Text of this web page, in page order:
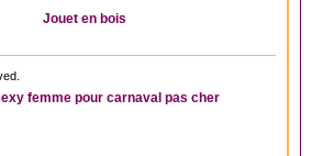
Jouet en bois
femme pour carnaval pas cher